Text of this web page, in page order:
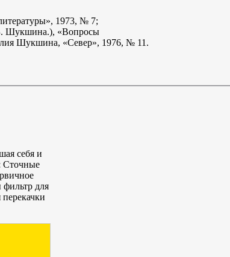
1973, № 7;
Шукшина.), «Вопросы
Шукшина, «Север», 1976, № 11.
себя и
фильтр для